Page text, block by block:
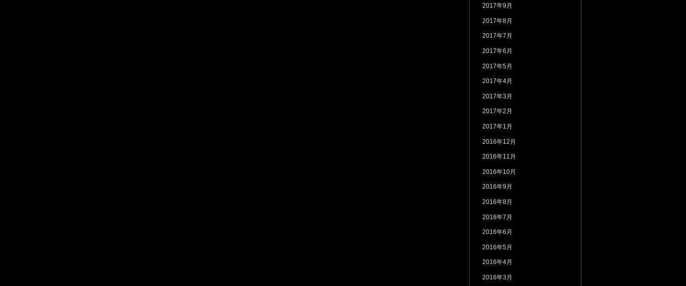
2017年9月
2017年8月
2017年7月
2017年6月
2017年5月
2017年4月
2017年3月
2017年2月
2017年1月
2016年12月
2016年11月
2016年10月
2016年9月
2016年8月
2016年7月
2016年6月
2016年5月
2016年4月
2016年3月